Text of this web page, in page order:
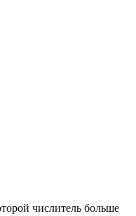
числитель больше